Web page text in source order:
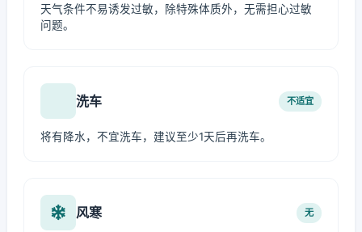
天气条件不易诱发过敏，除特殊体质外，无需担心过敏
问题。
洗车 不适宜
将有降水，不宜洗车，建议至少1天后再洗车。
风寒 无